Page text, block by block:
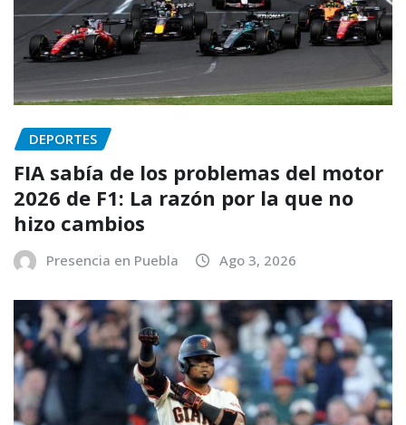
DEPORTES
FIA sabía de los problemas del motor
2026 de F1: La razón por la que no
hizo cambios
Presencia en Puebla Ago 3, 2026